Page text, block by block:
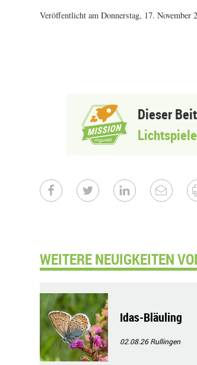
Veröffentlicht am Donnerstag, 17. November
Dieser
Lichtspiele
WEITERE NEUIGKEITEN
Idas-Bläuling
02.08.26Rullingen